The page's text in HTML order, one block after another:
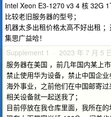
Intel Xeon E3-1270 v3 4 核 32G
比较老旧服务器的型号；
机器太多出租价格太高不好出租
集思广益哈！
Supplement 1 · 2023 年 7 月 5
服务器在美国 ，前几年国内某上
禁止使用华为设备，禁止中国企
海外事业，之前他们在中国邮寄
相关设备就一起送我了；
目前停放在我仓库里面，我所在